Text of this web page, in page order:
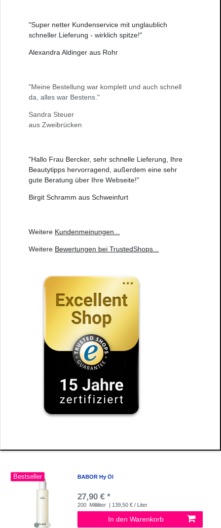
"Super netter Kundenservice mit unglaublich
schneller Lieferung - wirklich spitze!"
Alexandra Aldinger aus Rohr
"Meine Bestellung war komplett und auch schnell
da, alles war Bestens."
Sandra Steuer
aus Zweibrücken
"Hallo Frau Bercker, sehr schnelle Lieferung, Ihre
Beautytipps hervorragend, außerdem eine sehr
gute Beratung über Ihre Webseite!"
Birgit Schramm aus Schweinfurt
Weitere Kundenmeinungen...
Weitere Bewertungen bei TrustedShops...
Bestseller BABOR Hy Öl
27,90 € *
200 Milliliter | 139,50 € / Liter
In den Warenkorb